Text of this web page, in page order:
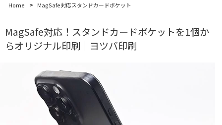
Home > MagSafe対応スタンドカードポケット
MagSafe対応！スタンドカードポケットを1個か
らオリジナル印刷｜ヨツバ印刷